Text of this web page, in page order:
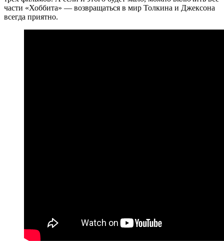
части «Хоббита» — возвращаться в мир Толкина и Джексона
всегда приятно.